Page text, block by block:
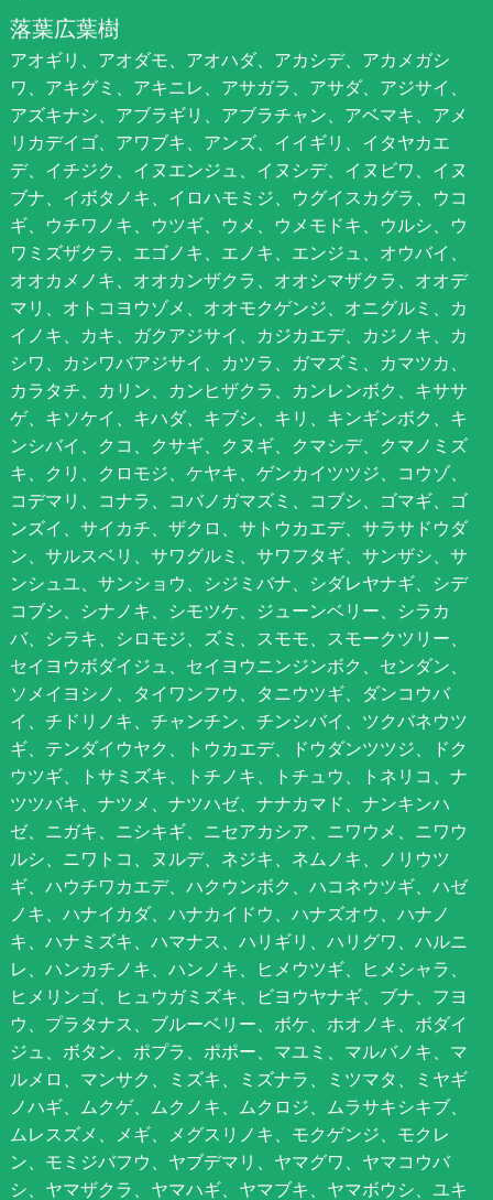
落葉広葉樹
アオギリ、アオダモ、アオハダ、アカシデ、アカメガシ
ワ、アキグミ、アキニレ、アサガラ、アサダ、アジサイ、
アズキナシ、アブラギリ、アブラチャン、アベマキ、アメ
リカデイゴ、アワブキ、アンズ、イイギリ、イタヤカエ
デ、イチジク、イヌエンジュ、イヌシデ、イヌビワ、イヌ
ブナ、イボタノキ、イロハモミジ、ウグイスカグラ、ウコ
ギ、ウチワノキ、ウツギ、ウメ、ウメモドキ、ウルシ、ウ
ワミズザクラ、エゴノキ、エノキ、エンジュ、オウバイ、
オオカメノキ、オオカンザクラ、オオシマザクラ、オオデ
マリ、オトコヨウゾメ、オオモクゲンジ、オニグルミ、カ
イノキ、カキ、ガクアジサイ、カジカエデ、カジノキ、カ
シワ、カシワバアジサイ、カツラ、ガマズミ、カマツカ、
カラタチ、カリン、カンヒザクラ、カンレンボク、キササ
ゲ、キソケイ、キハダ、キブシ、キリ、キンギンボク、キ
ンシバイ、クコ、クサギ、クヌギ、クマシデ、クマノミズ
キ、クリ、クロモジ、ケヤキ、ゲンカイツツジ、コウゾ、
コデマリ、コナラ、コバノガマズミ、コブシ、ゴマギ、ゴ
ンズイ、サイカチ、ザクロ、サトウカエデ、サラサドウダ
ン、サルスベリ、サワグルミ、サワフタギ、サンザシ、サ
ンシュユ、サンショウ、シジミバナ、シダレヤナギ、シデ
コブシ、シナノキ、シモツケ、ジューンベリー、シラカ
バ、シラキ、シロモジ、ズミ、スモモ、スモークツリー、
セイヨウボダイジュ、セイヨウニンジンボク、センダン、
ソメイヨシノ、タイワンフウ、タニウツギ、ダンコウバ
イ、チドリノキ、チャンチン、チンシバイ、ツクバネウツ
ギ、テンダイウヤク、トウカエデ、ドウダンツツジ、ドク
ウツギ、トサミズキ、トチノキ、トチュウ、トネリコ、ナ
ツツバキ、ナツメ、ナツハゼ、ナナカマド、ナンキンハ
ゼ、ニガキ、ニシキギ、ニセアカシア、ニワウメ、ニワウ
ルシ、ニワトコ、ヌルデ、ネジキ、ネムノキ、ノリウツ
ギ、ハウチワカエデ、ハクウンボク、ハコネウツギ、ハゼ
ノキ、ハナイカダ、ハナカイドウ、ハナズオウ、ハナノ
キ、ハナミズキ、ハマナス、ハリギリ、ハリグワ、ハルニ
レ、ハンカチノキ、ハンノキ、ヒメウツギ、ヒメシャラ、
ヒメリンゴ、ヒュウガミズキ、ビヨウヤナギ、ブナ、フヨ
ウ、プラタナス、ブルーベリー、ボケ、ホオノキ、ボダイ
ジュ、ボタン、ポプラ、ポポー、マユミ、マルバノキ、マ
ルメロ、マンサク、ミズキ、ミズナラ、ミツマタ、ミヤギ
ノハギ、ムクゲ、ムクノキ、ムクロジ、ムラサキシキブ、
ムレスズメ、メギ、メグスリノキ、モクゲンジ、モクレ
ン、モミジバフウ、ヤブデマリ、ヤマグワ、ヤマコウバ
シ、ヤマザクラ、ヤマハギ、ヤマブキ、ヤマボウシ、ユキ